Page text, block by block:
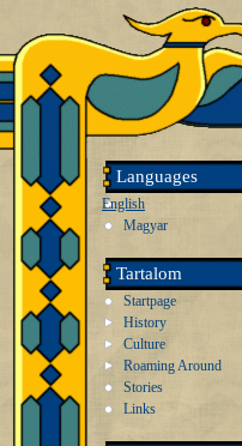
Languages
English
Magyar
Tartalom
Startpage
History
Culture
Roaming Around
Stories
Links